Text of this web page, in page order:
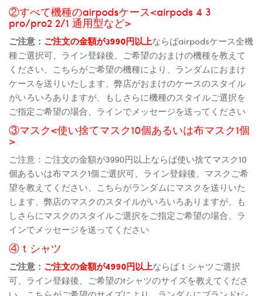
②すべて機種のairpodsケース<airpods 4 3
pro/pro2 2/1 通用型など>
ご注意： ご注文の金額が3990円以上ならばairpodsケース全機
種ご選択可、ライン登録後、ご希望のおまけの機種を教えて
ください、こちらがご希望の機種により、ランダムにおまけ
ケースを送りいたします、弊店がおまけのケースのスタイル
がいろいろありますが、もしさらに機種のスタイルご選択を
ご指定ご希望の場合、ラインでメッセージを送ってください
③マスク<使い捨てマスク10個あるいは布マスク1個
>
ご注意：ご注文の金額が3990円以上ならば使い捨てマスク10
個あるいは布マスク1個ご選択可、ライン登録後、マスクご希
望を教えてください、こちらがランダムにマスクを送りいた
します、弊店のマスクのスタイルがいろいろありますが、も
しさらにマスクのスタイルご選択をご指定ご希望の場合、ラ
インでメッセージを送ってください
④ｔシャツ
ご注意： ご注文の金額が4990円以上ならばｔシャツご選択
可、ライン登録後、ご希望のtシャツのサイズを教えてくださ